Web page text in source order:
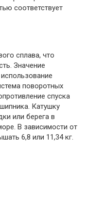
соответствует
сплава, что
Значение
поворотных
спуска
Катушку
или берега в
В зависимости от
6,8 или 11,34 кг.